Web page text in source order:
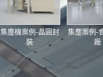
集塵機案例-晶圓封
裝
集塵案例-
廠